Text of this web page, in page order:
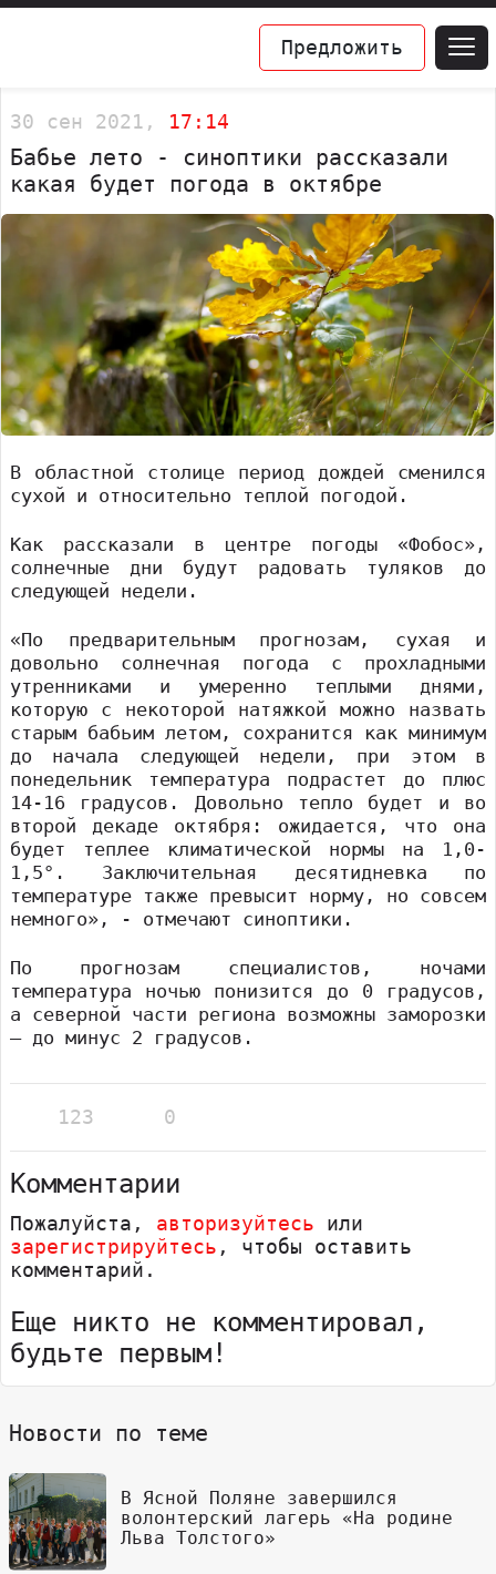
Предложить
30 сен 2021, 17:14
Бабье лето - синоптики рассказали
какая будет погода в октябре
В областной столице период дождей сменился
сухой и относительно теплой погодой.
Как рассказали в центре погоды «Фобос»,
солнечные дни будут радовать туляков до
следующей недели.
«По предварительным прогнозам, сухая и
довольно солнечная погода с прохладными
утренниками и умеренно теплыми днями,
которую с некоторой натяжкой можно назвать
старым бабьим летом, сохранится как минимум
до начала следующей недели, при этом в
понедельник температура подрастет до плюс
14-16 градусов. Довольно тепло будет и во
второй декаде октября: ожидается, что она
будет теплее климатической нормы на 1,0-
1,5°. Заключительная десятидневка по
температуре также превысит норму, но совсем
немного», - отмечают синоптики.
По прогнозам специалистов, ночами
температура ночью понизится до 0 градусов,
а северной части региона возможны заморозки
— до минус 2 градусов.
123 0
Комментарии
Пожалуйста, авторизуйтесь или
зарегистрируйтесь , чтобы оставить
комментарий.
Еще никто не комментировал,
будьте первым!
Новости по теме
В Ясной Поляне завершился
волонтерский лагерь «На родине
Льва Толстого»